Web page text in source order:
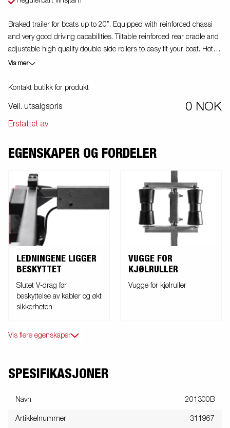
Braked trailer for boats up to 20”. Equipped with reinforced chassi
and very good driving capabilities. Tiltable reinforced rear cradle and
adjustable high quality double side rollers to easy fit your boat. Hot
dip galvanized chassi for durability and long sustainability of your
the chassi of the trailer. Waterproof wheel bearings for extended life
winch tower is also equipped with an extra security wire for use
when transporting your boat on your trailer. Easy removable light
into the water. Images are for illustrative purposes only and may
Vis mer
Kontakt butikk for produkt
Veil. utsalgspris 0 NOK
Erstattet av
EGENSKAPER OG FORDELER
LEDNINGENE LIGGER
BESKYTTET
Slutet V-drag før
beskyttelse av kabler og økt
sikkerheten
VUGGE FOR
KJØLRULLER
Vugge for kjølruller
Vis flere egenskaper
SPESIFIKASJONER
Navn 201300B
Artikkelnummer 311967